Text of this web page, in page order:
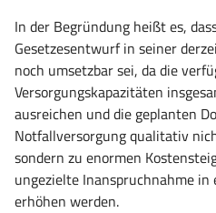
In der Begründung heißt es,
Gesetzesentwurf in seiner
noch umsetzbar sei, da die
Versorgungskapazitäten
ausreichen und die geplanten
Notfallversorgung qualitativ
sondern zu enormen
ungezielte Inanspruchnahme in
erhöhen werden.